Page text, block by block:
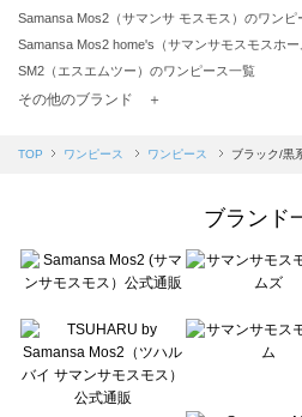
Samansa Mos2（サマンサ モスモス）のワンピ
Samansa Mos2 home's（サマンサモスモスホ
SM2（エスエムツー）のワンピース一覧
TSUHARU by Samansa Mos2（ツハルバイサ
Samansa Mos2 blue（サマンサモスモス ブル
sō4ū（ソウフォーユー）のワンピース一覧
Te chichi（テチチ）のワンピース一覧
Te chichi CLASSIC（テチチ クラシック）のワ
Lugnoncure（ルノンキュール）のワンピース一
BETTY'S BLUE（べティーズブルー）のワンピ
Wpc.（ワールドパーティー）のワンピース一覧
その他のブランド ＋
TOP ワンピース ワンピース ブラック/黒
ブランド